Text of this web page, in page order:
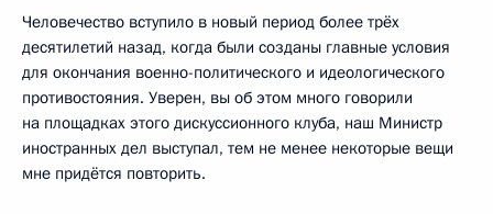
Человечество вступило в новый период более трёх
десятилетий назад, когда были созданы главные условия
для окончания военно-политического и идеологического
противостояния. Уверен, вы об этом много говорили
на площадках этого дискуссионного клуба, наш Министр
иностранных дел выступал, тем не менее некоторые вещи
мне придётся повторить.